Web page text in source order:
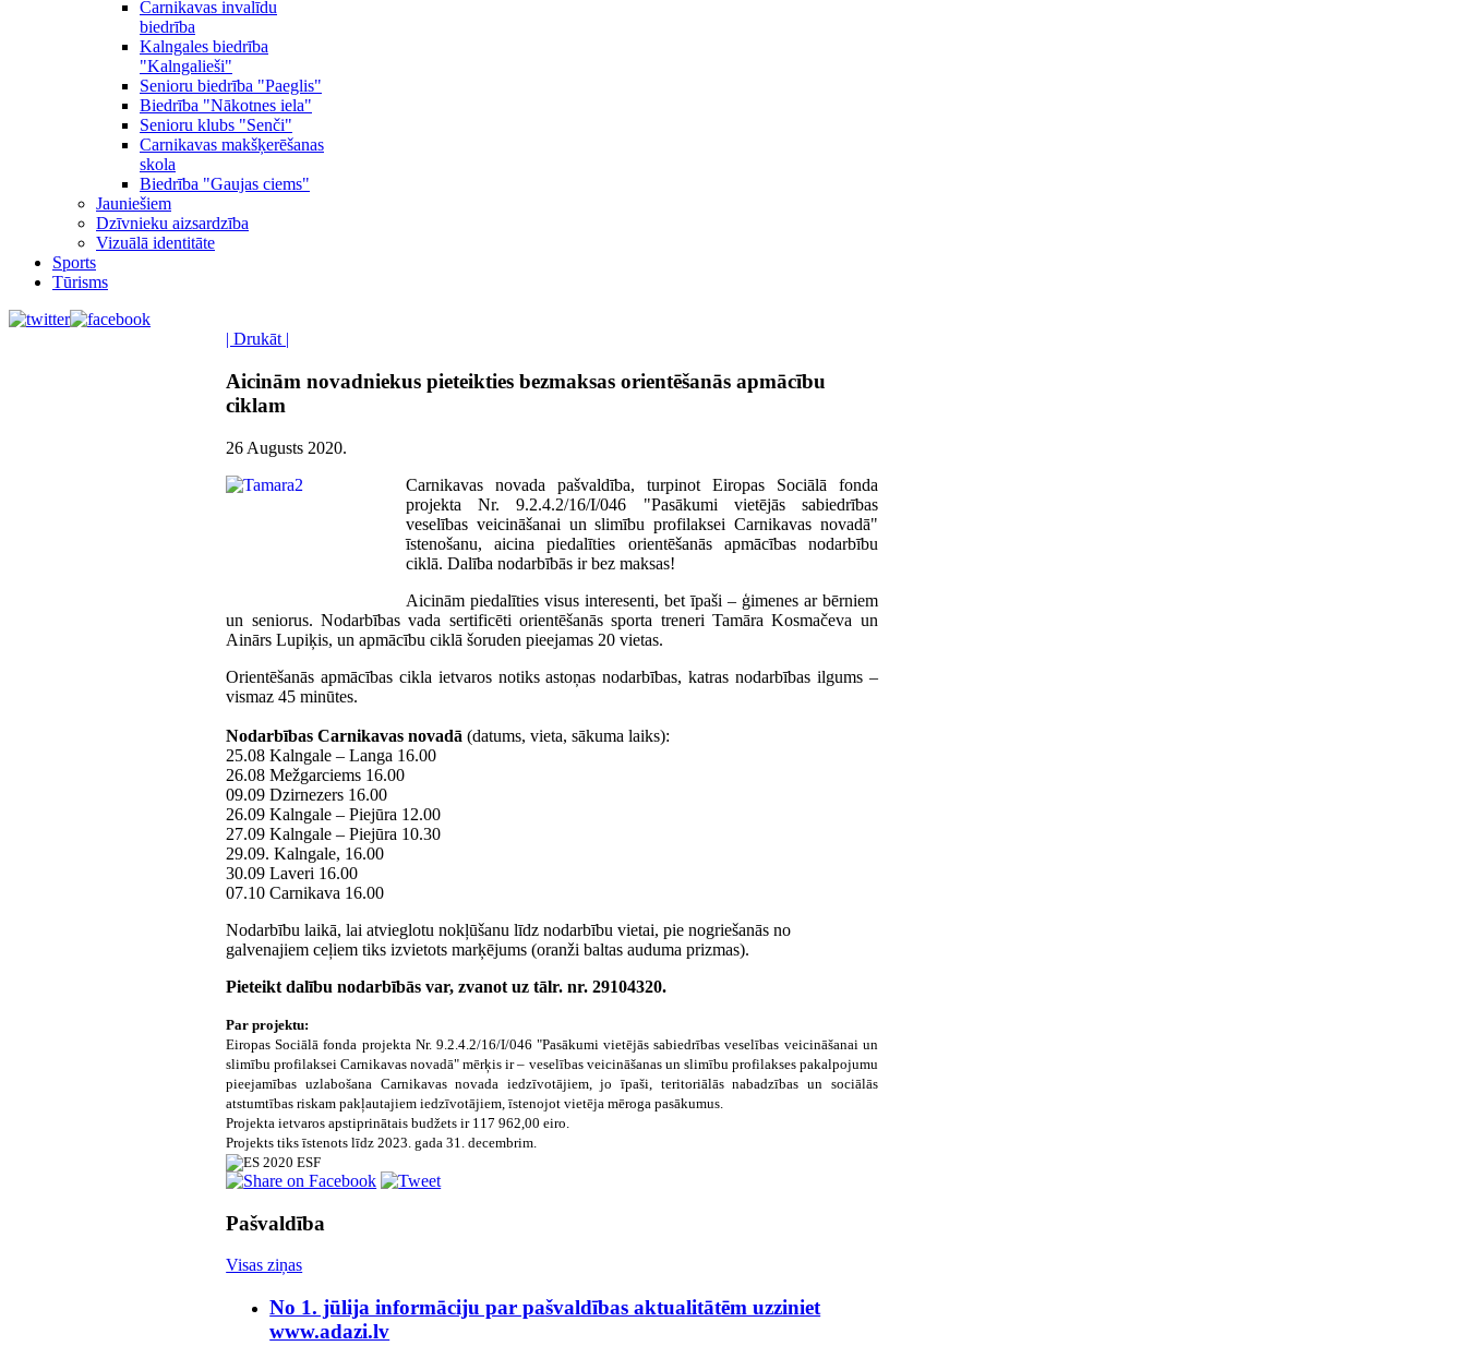
Carnikavas invalīdu
biedrība
Kalngales biedrība
"Kalngalieši"
Senioru biedrība "Paeglis"
Biedrība "Nākotnes iela"
Senioru klubs "Senči"
Carnikavas makšķerēšanas
skola
Biedrība "Gaujas ciems"
Jauniešiem
Dzīvnieku aizsardzība
Vizuālā identitāte
Sports
Tūrisms
| Drukāt |
Aicinām novadniekus pieteikties bezmaksas orientēšanās apmācību
ciklam
26 Augusts 2020.
Carnikavas novada pašvaldība, turpinot Eiropas Sociālā fonda
projekta Nr. 9.2.4.2/16/I/046 "Pasākumi vietējās sabiedrības
veselības veicināšanai un slimību profilaksei Carnikavas novadā"
īstenošanu, aicina piedalīties orientēšanās apmācības nodarbību
ciklā. Dalība nodarbībās ir bez maksas!
Aicinām piedalīties visus interesenti, bet īpaši – ģimenes ar bērniem
un seniorus. Nodarbības vada sertificēti orientēšanās sporta treneri Tamāra Kosmačeva un
Ainārs Lupiķis, un apmācību ciklā šoruden pieejamas 20 vietas.
Orientēšanās apmācības cikla ietvaros notiks astoņas nodarbības, katras nodarbības ilgums –
vismaz 45 minūtes.
Nodarbības Carnikavas novadā (datums, vieta, sākuma laiks):
25.08 Kalngale – Langa 16.00
26.08 Mežgarciems 16.00
09.09 Dzirnezers 16.00
26.09 Kalngale – Piejūra 12.00
27.09 Kalngale – Piejūra 10.30
29.09. Kalngale, 16.00
30.09 Laveri 16.00
07.10 Carnikava 16.00
Nodarbību laikā, lai atvieglotu nokļūšanu līdz nodarbību vietai, pie nogriešanās no
galvenajiem ceļiem tiks izvietots marķējums (oranži baltas auduma prizmas).
Pieteikt dalību nodarbībās var, zvanot uz tālr. nr.29104320.
Par projektu:
Eiropas Sociālā fonda projekta Nr. 9.2.4.2/16/I/046 "Pasākumi vietējās sabiedrības veselības veicināšanai un
slimību profilaksei Carnikavas novadā" mērķis ir – veselības veicināšanas un slimību profilakses pakalpojumu
pieejamības uzlabošana Carnikavas novada iedzīvotājiem, jo īpaši, teritoriālās nabadzības un sociālās
atstumtības riskam pakļautajiem iedzīvotājiem, īstenojot vietēja mēroga pasākumus.
Projekta ietvaros apstiprinātais budžets ir 117 962,00 eiro.
Projekts tiks īstenots līdz 2023. gada 31. decembrim.
Pašvaldība
Visas ziņas
No 1. jūlija informāciju par pašvaldības aktualitātēm uzziniet
www.adazi.lv